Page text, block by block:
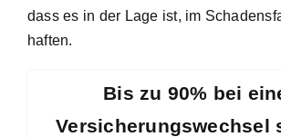
dass es in der Lage ist, im
haften.
Bis zu 90% bei
Versicherungswechsel